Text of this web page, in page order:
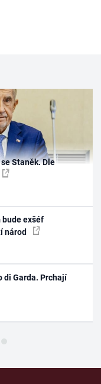
Staněk. Dle
bude exšéf
národ
di Garda. Prchají